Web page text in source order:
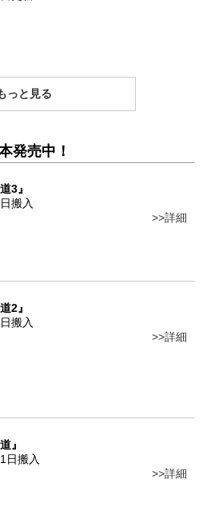
っと見る
発売中！
3』
搬入
詳細
2』
搬入
詳細
』
日搬入
詳細